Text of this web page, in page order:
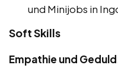
und Minijobs in
Soft Skills
Empathie und